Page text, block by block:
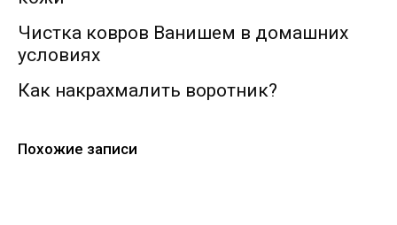
Чистка ковров Ванишем в домашних
условиях
Как накрахмалить воротник?
Похожие записи